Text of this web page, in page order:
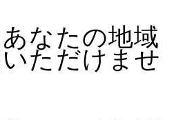
なたの地域
ただけませ